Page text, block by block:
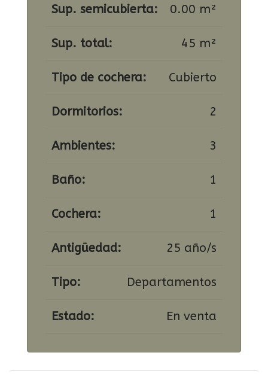
Sup. semicubierta: 0.00 m²
Sup. total: 45 m²
Tipo de cochera: Cubierto
Dormitorios: 2
Ambientes: 3
Baño: 1
Cochera: 1
Antigüedad: 25 año/s
Tipo: Departamentos
Estado: En venta